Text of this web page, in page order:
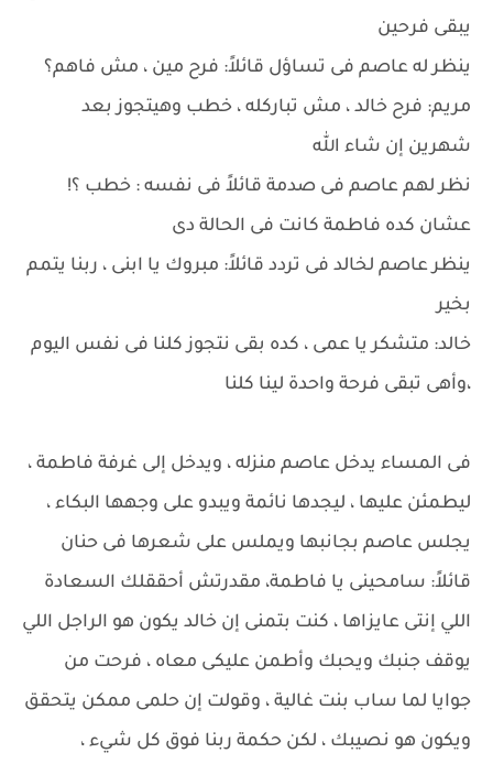
يبقى فرحين
ينظر له عاصم فى تساؤل قائلاً: فرح مين ، مش فاهم؟
مريم: فرح خالد ، مش تباركله ، خطب وهيتجوز بعد
شهرين إن شاء الله
نظر لهم عاصم فى صدمة قائلاً فى نفسه : خطب ؟!
عشان كده فاطمة كانت فى الحالة دى
ينظر عاصم لخالد فى تردد قائلاً: مبروك يا ابنى ، ربنا يتمم
بخير
خالد: متشكر يا عمى ، كده بقى نتجوز كلنا فى نفس اليوم
،وأهى تبقى فرحة واحدة لينا كلنا
فى المساء يدخل عاصم منزله ، ويدخل إلى غرفة فاطمة ،
ليطمئن عليها ، ليجدها نائمة ويبدو على وجهها البكاء ،
يجلس عاصم بجانبها ويملس على شعرها فى حنان
قائلاً: سامحينى يا فاطمة، مقدرتش أحققلك السعادة
اللي إنتى عايزاها ، كنت بتمنى إن خالد يكون هو الراجل اللي
يوقف جنبك ويحبك وأطمن عليكى معاه ، فرحت من
جوايا لما ساب بنت غالية ، وقولت إن حلمى ممكن يتحقق
ويكون هو نصيبك ، لكن حكمة ربنا فوق كل شيء ،